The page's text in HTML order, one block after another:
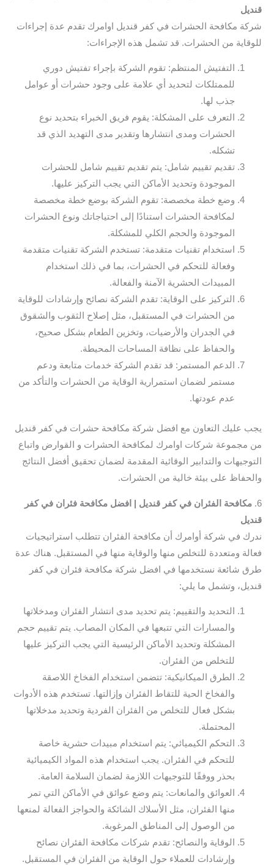
قنديل
شركة مكافحة الحشرات في كفر قنديل اوامرك تقدم عدة إجراءات
للوقاية من الحشرات. قد تشمل هذه الإجراءات:
التفتيش المنتظم: تقوم الشركة بإجراء تفتيش دوري
للممتلكات لتحديد أي علامة على وجود حشرات أو عوامل
جذب لها.
التعرف على المشكلة: يقوم فريق الخبراء بتحديد نوع
الحشرات ومدى انتشارها وتقدير مدى التهديد الذي قد
تشكله.
تقديم تقييم شامل: يتم تقديم تقييم شامل للحشرات
الموجودة وتحديد الأماكن التي يجب التركيز عليها.
وضع خطة مخصصة: تقوم الشركة بوضع خطة مخصصة
لمكافحة الحشرات استنادًا إلى احتياجاتك ونوع الحشرات
الموجودة والحجم الكلي للمشكلة.
استخدام تقنيات متقدمة: تستخدم الشركة تقنيات متقدمة
وفعالة للتحكم في الحشرات، بما في ذلك استخدام
المبيدات الحشرية الآمنة والفعالة.
التركيز على الوقاية: تقدم الشركة نصائح وإرشادات للوقاية
من الحشرات في المستقبل، مثل إصلاح الثقوب والشقوق
في الجدران والأرضيات، وتخزين الطعام بشكل صحيح،
والحفاظ على نظافة المساحات المحيطة.
الدعم المستمر: قد تقدم الشركة خدمات متابعة ودعم
مستمر لضمان استمرارية الوقاية من الحشرات والتأكد من
عدم عودتها.
يجب عليك التعاون مع افضل شركة مكافحة حشرات في كفر قنديل
من مجموعة شركات اوامرك لمكافحة الحشرات و القوارض واتباع
التوجيهات والتدابير الوقائية المقدمة لضمان تحقيق أفضل النتائج
والحفاظ على بيئة خالية من الحشرات.
6. مكافحة الفئران في كفر قنديل | افضل مكافحة فئران في كفر
قنديل
ندرك في شركة أوامرك أن مكافحة الفئران تتطلب استراتيجيات
فعالة ومتعددة للتخلص منها والوقاية منها في المستقبل. هناك عدة
طرق شائعة نستخدمها في افضل شركة مكافحة فئران في كفر
قنديل، وتشمل ما يلي:
التحديد والتقييم: يتم تحديد مدى انتشار الفئران ومدخلاتها
والمسارات التي تتبعها في المكان المصاب. يتم تقييم حجم
المشكلة وتحديد الأماكن الرئيسية التي يجب التركيز عليها
للتخلص من الفئران.
الطرق الميكانيكية: تتضمن استخدام الفخاخ اللاصقة
والفخاخ الحية للتقاط الفئران وإزالتها. تستخدم هذه الأدوات
بشكل فعال للتخلص من الفئران الفردية وتحديد مدخلاتها
المحتملة.
التحكم الكيميائي: يتم استخدام مبيدات حشرية خاصة
للتحكم في الفئران. يجب استخدام هذه المواد الكيميائية
بحذر ووفقًا للتوجيهات اللازمة لضمان السلامة العامة.
العوائق والمانعات: يتم وضع عوائق في الأماكن التي تمر
منها الفئران، مثل الأسلاك الشائكة والحواجز الفعالة لمنعها
من الوصول إلى المناطق المرغوبة.
الوقاية والنصائح: تقدم شركات مكافحة الفئران نصائح
وإرشادات للعملاء حول الوقاية من الفئران في المستقبل.